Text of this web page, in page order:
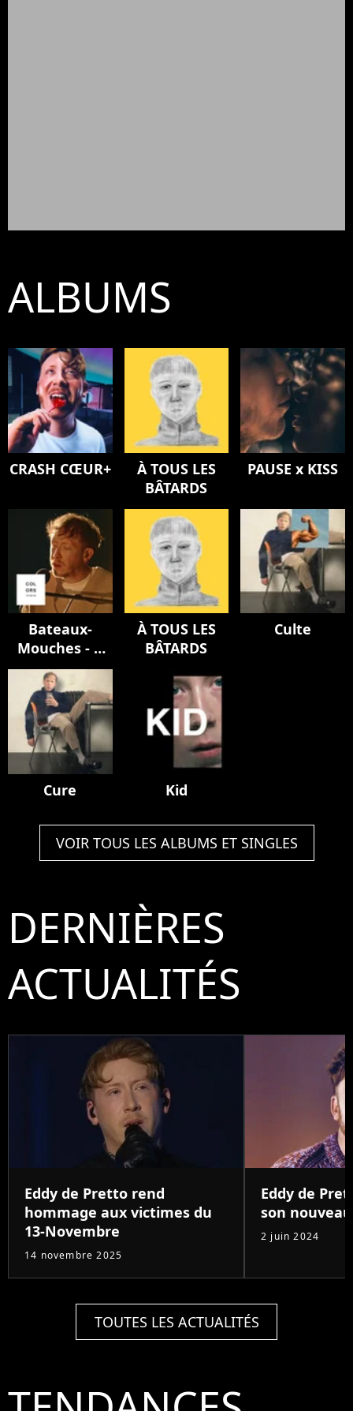
ALBUMS
CRASH CŒUR+
À TOUS LES
BÂTARDS
PAUSE x KISS
Bateaux-
Mouches - A
COLORS
ENCORE
À TOUS LES
BÂTARDS
Culte
Cure Kid
VOIR TOUS LES ALBUMS ET SINGLES
DERNIÈRES
ACTUALITÉS
Eddy de Pretto rend
hommage aux victimes du
13-Novembre
14 novembre 2025
Eddy de
son
2 juin 2024
TOUTES LES ACTUALITÉS